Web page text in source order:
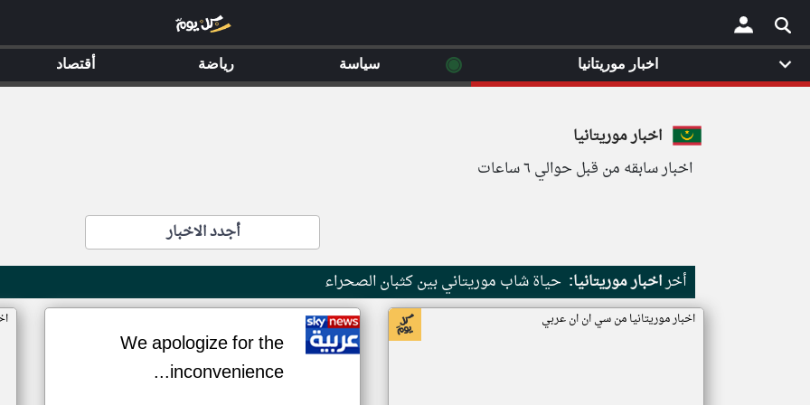
×
اخبار موريتانيا
اخبار سابقه من قبل حوالي ٦ ساعات
أجدد الاخبار
أخراخبار موريتانيا: حياة شاب موريتاني بين كثبان الصحراء
اخبار موريتانيا من سي ان ان عربي
We apologize for the
inconvenience...
اخبار موريتانيا ◉ سياسة رياضة أقتصاد